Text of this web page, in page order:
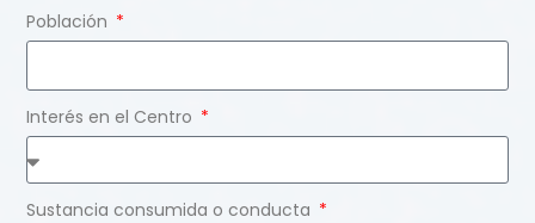
Población
Interés en el Centro
Sustancia consumida o conducta